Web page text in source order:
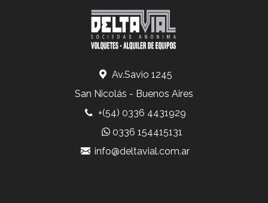
Av.Savio 1245
San Nicolás - Buenos Aires
+(54) 0336 4431929
0336 154415131
info@deltavial.com.ar